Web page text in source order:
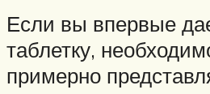
Если вы впервые
таблетку,
примерно